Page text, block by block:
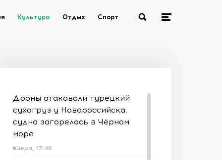
Культура Отдых Спорт
Дроны атаковали турецкий
сухогруз у Новороссийска:
судно загорелось в Чёрном
море
вчера, 17:46